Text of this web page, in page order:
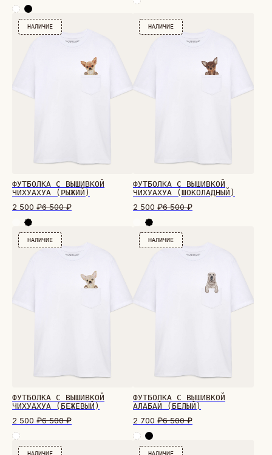
НАЛИЧИЕ
ФУТБОЛКА С ВЫШИВКОЙ
ЧИХУАХУА (РЫЖИЙ)
2 500 ₽6 500 ₽
НАЛИЧИЕ
ФУТБОЛКА С ВЫШИВКОЙ
ЧИХУАХУА (ШОКОЛАДНЫЙ)
2 500 ₽6 500 ₽
НАЛИЧИЕ
ФУТБОЛКА С ВЫШИВКОЙ
ЧИХУАХУА (БЕЖЕВЫЙ)
2 500 ₽6 500 ₽
НАЛИЧИЕ
ФУТБОЛКА С ВЫШИВКОЙ
АЛАБАЙ (БЕЛЫЙ)
2 700 ₽6 500 ₽
НАЛИЧИЕ НАЛИЧИЕ